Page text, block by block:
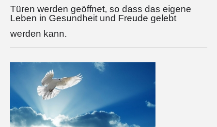
Türen werden geöffnet, so dass das eigene
Leben in Gesundheit und Freude gelebt
werden kann.